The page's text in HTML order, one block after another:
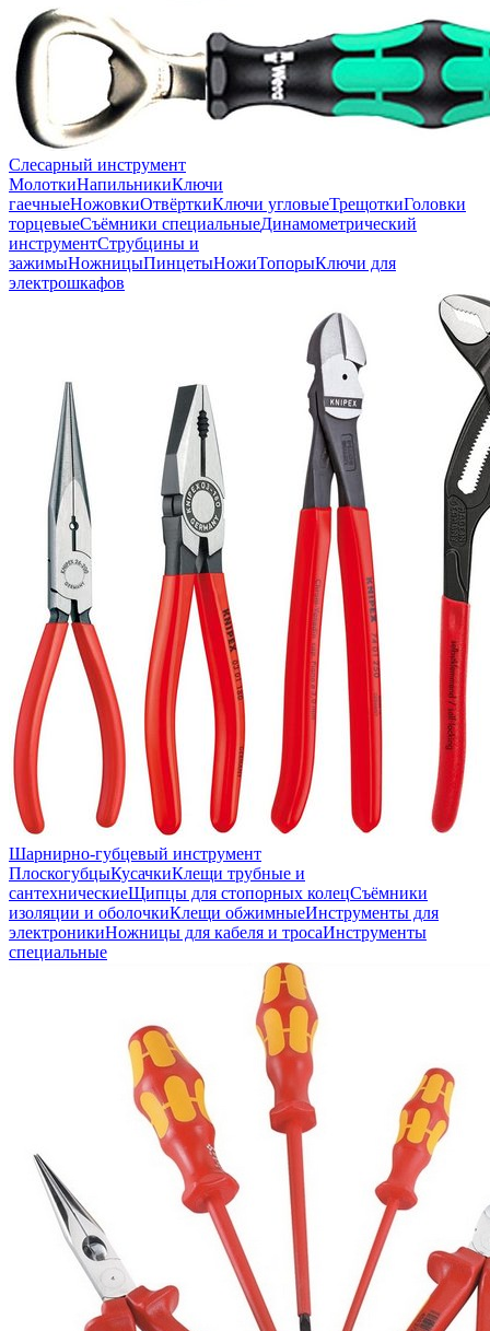
Слесарный инструмент
МолоткиНапильникиКлючи
гаечныеНожовкиОтвёрткиКлючи угловыеТрещоткиГоловки
торцевыеСъёмники специальныеДинамометрический
инструментСтрубцины и
зажимыНожницыПинцетыНожиТопорыКлючи для
электрошкафов
Шарнирно-губцевый инструмент
ПлоскогубцыКусачкиКлещи трубные и
сантехническиеЩипцы для стопорных колецСъёмники
изоляции и оболочкиКлещи обжимныеИнструменты для
электроникиНожницы для кабеля и тросаИнструменты
специальные